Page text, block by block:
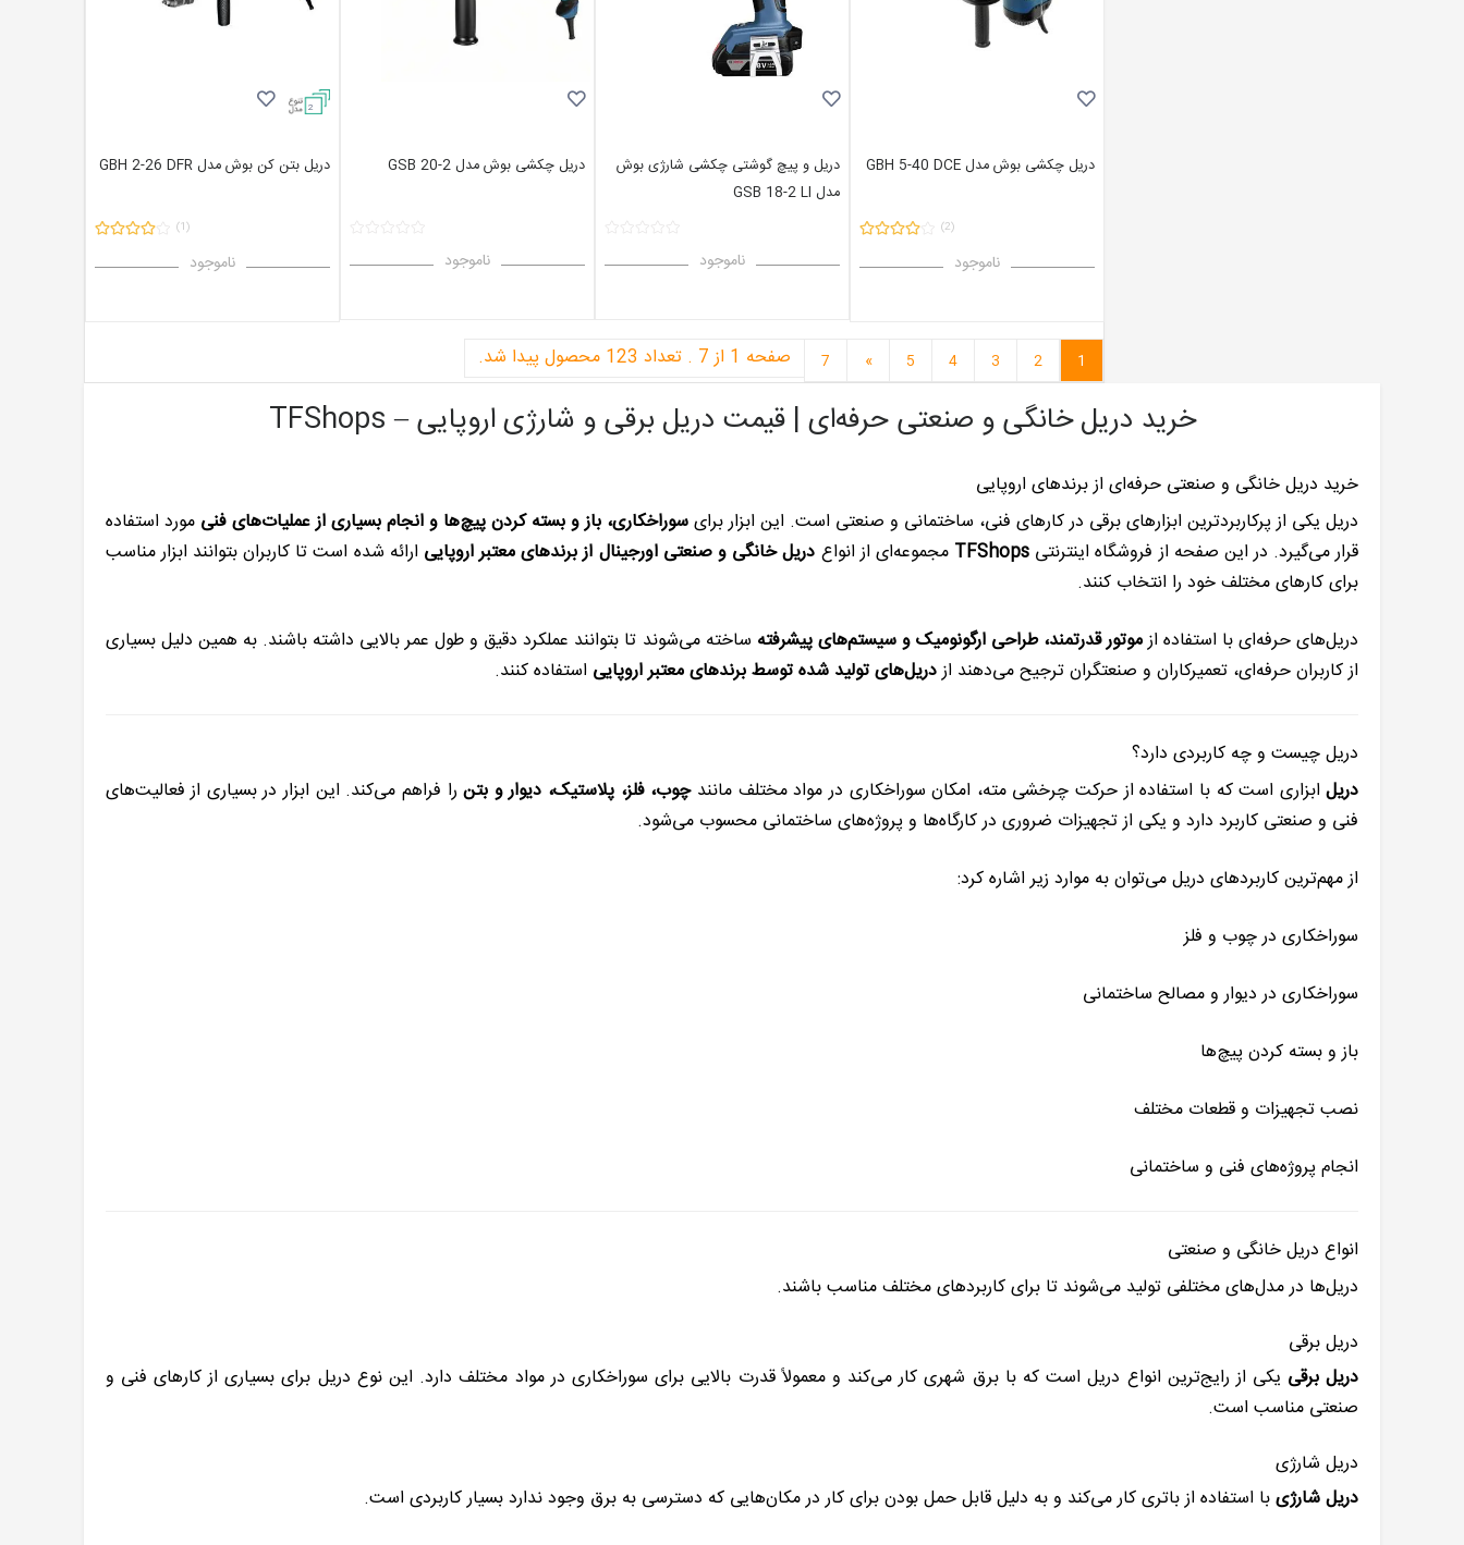
دریل چکشی بوش مدل GBH 5-40 DCE
(2)
ناموجود
دریل و پیچ گوشتی چکشی شارژی بوش
مدل GSB 18-2 LI
ناموجود
دریل چکشی بوش مدل GSB 20-2
ناموجود
2
دریل بتن کن بوش مدل GBH 2-26 DFR
(1)
ناموجود
1
2
3
4
5
»
7 صفحه 1 از 7 . تعداد 123 محصول پیدا شد.
خرید دریل خانگی و صنعتی حرفه‌ای | قیمت دریل برقی و شارژی اروپایی – TFShops
خرید دریل خانگی و صنعتی حرفه‌ای از برندهای اروپایی
دریل یکی از پرکاربردترین ابزارهای برقی در کارهای فنی، ساختمانی و صنعتی است. این ابزار برایسوراخکاری، باز و بسته کردن پیچ‌ها و انجام بسیاری از عملیات‌های فنی مورد استفاده
قرار می‌گیرد. در این صفحه از فروشگاه اینترنتی TFShops مجموعه‌ای از انواع دریل خانگی و صنعتی اورجینال از برندهای معتبر اروپایی ارائه شده است تا کاربران بتوانند ابزار مناسب
برای کارهای مختلف خود را انتخاب کنند.
دریل‌های حرفه‌ای با استفاده ازموتور قدرتمند، طراحی ارگونومیک و سیستم‌های پیشرفته ساخته می‌شوند تا بتوانند عملکرد دقیق و طول عمر بالایی داشته باشند. به همین دلیل بسیاری
از کاربران حرفه‌ای، تعمیرکاران و صنعتگران ترجیح می‌دهند ازدریل‌های تولید شده توسط برندهای معتبر اروپایی استفاده کنند.
دریل چیست و چه کاربردی دارد؟
دریلابزاری است که با استفاده از حرکت چرخشی مته، امکان سوراخکاری در مواد مختلف مانندچوب، فلز، پلاستیک، دیوار و بتنرا فراهم می‌کند. این ابزار در بسیاری از فعالیت‌های
فنی و صنعتی کاربرد دارد و یکی از تجهیزات ضروری در کارگاه‌ها و پروژه‌های ساختمانی محسوب می‌شود.
از مهم‌ترین کاربردهای دریل می‌توان به موارد زیر اشاره کرد:
سوراخکاری در چوب و فلز
سوراخکاری در دیوار و مصالح ساختمانی
باز و بسته کردن پیچ‌ها
نصب تجهیزات و قطعات مختلف
انجام پروژه‌های فنی و ساختمانی
انواع دریل خانگی و صنعتی
دریل‌ها در مدل‌های مختلفی تولید می‌شوند تا برای کاربردهای مختلف مناسب باشند.
دریل برقی
دریل برقی یکی از رایج‌ترین انواع دریل است که با برق شهری کار می‌کند و معمولاً قدرت بالایی برای سوراخکاری در مواد مختلف دارد. این نوع دریل برای بسیاری از کارهای فنی و
صنعتی مناسب است.
دریل شارژی
دریل شارژیبا استفاده از باتری کار می‌کند و به دلیل قابل حمل بودن برای کار در مکان‌هایی که دسترسی به برق وجود ندارد بسیار کاربردی است.